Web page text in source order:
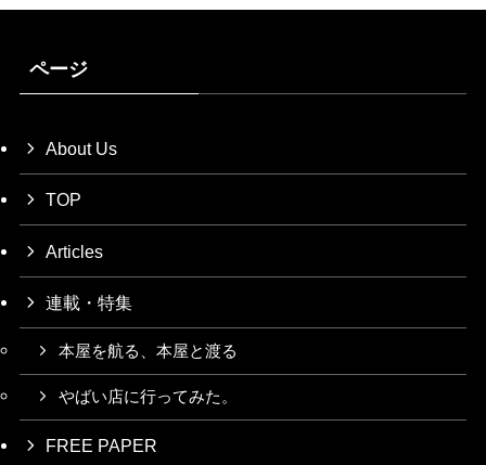
ページ
About Us
TOP
Articles
連載・特集
本屋を航る、本屋と渡る
やばい店に行ってみた。
FREE PAPER